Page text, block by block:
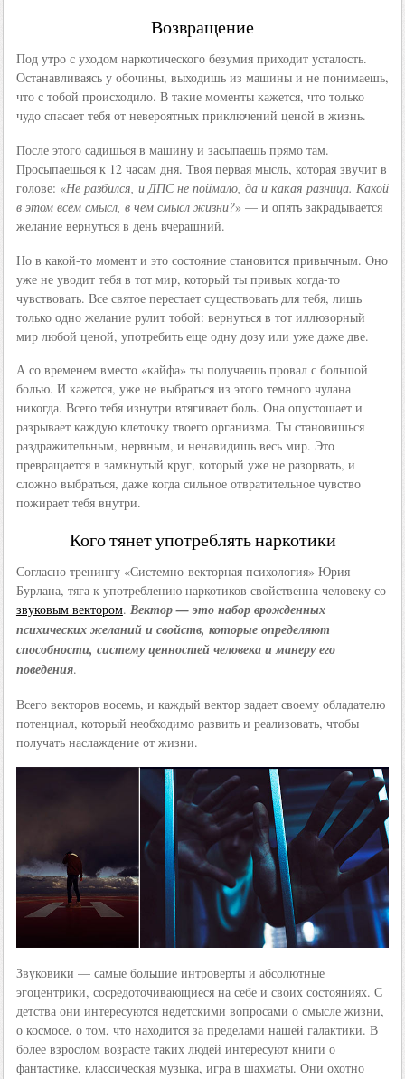
Возвращение
Под утро с уходом наркотического безумия приходит усталость.
Останавливаясь у обочины, выходишь из машины и не понимаешь,
что с тобой происходило. В такие моменты кажется, что только
чудо спасает тебя от невероятных приключений ценой в жизнь.
После этого садишься в машину и засыпаешь прямо там.
Просыпаешься к 12 часам дня. Твоя первая мысль, которая звучит в
голове: «Не разбился, и ДПС не поймало, да и какая разница. Какой
в этом всем смысл, в чем смысл жизни?» — и опять закрадывается
желание вернуться в день вчерашний.
Но в какой-то момент и это состояние становится привычным. Оно
уже не уводит тебя в тот мир, который ты привык когда-то
чувствовать. Все святое перестает существовать для тебя, лишь
только одно желание рулит тобой: вернуться в тот иллюзорный
мир любой ценой, употребить еще одну дозу или уже даже две.
А со временем вместо «кайфа» ты получаешь провал с большой
болью. И кажется, уже не выбраться из этого темного чулана
никогда. Всего тебя изнутри втягивает боль. Она опустошает и
разрывает каждую клеточку твоего организма. Ты становишься
раздражительным, нервным, и ненавидишь весь мир. Это
превращается в замкнутый круг, который уже не разорвать, и
сложно выбраться, даже когда сильное отвратительное чувство
пожирает тебя внутри.
Кого тянет употреблять наркотики
Согласно тренингу «Системно-векторная психология» Юрия
Бурлана, тяга к употреблению наркотиков свойственна человеку со
звуковым вектором. Вектор — это набор врожденных
психических желаний и свойств, которые определяют
способности, систему ценностей человека и манеру его
поведения.
Всего векторов восемь, и каждый вектор задает своему обладателю
потенциал, который необходимо развить и реализовать, чтобы
получать наслаждение от жизни.
Звуковики — самые большие интроверты и абсолютные
эгоцентрики, сосредоточивающиеся на себе и своих состояниях. С
детства они интересуются недетскими вопросами о смысле жизни,
о космосе, о том, что находится за пределами нашей галактики. В
более взрослом возрасте таких людей интересуют книги о
фантастике, классическая музыка, игра в шахматы. Они охотно